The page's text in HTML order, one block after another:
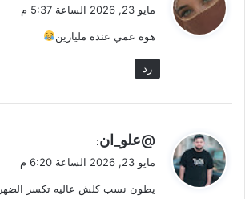
ل
مايو 23, 2026 الساعة 5:37 م
هوه عمي عنده مليارين
رد
ي
ل
@علو_ان:
مايو 23, 2026 الساعة 6:20 م
يطون نسب كلش عاليه تكسر الضهر